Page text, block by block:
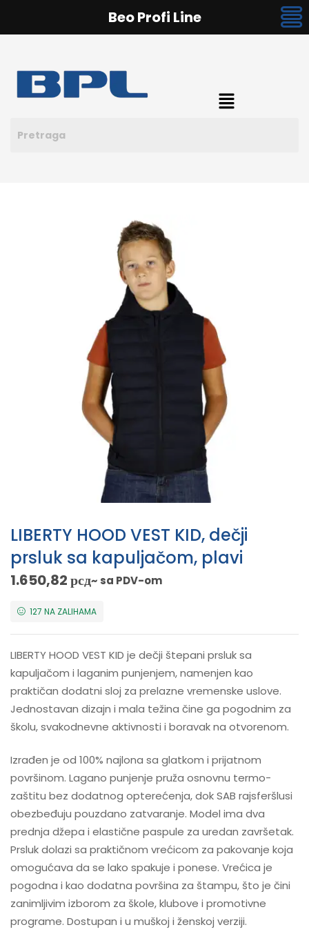
LIBERTY HOOD VEST KID, dečji
prsluk sa kapuljačom, plavi
1.650,82рсд~ sa PDV-om
127 NA ZALIHAMA
LIBERTY HOOD VEST KID je dečji štepani prsluk sa
kapuljačom i laganim punjenjem, namenjen kao
praktičan dodatni sloj za prelazne vremenske uslove.
Jednostavan dizajn i mala težina čine ga pogodnim za
školu, svakodnevne aktivnosti i boravak na otvorenom.
Izrađen je od 100% najlona sa glatkom i prijatnom
površinom. Lagano punjenje pruža osnovnu termo-
zaštitu bez dodatnog opterećenja, dok SAB rajsferšlusi
obezbeđuju pouzdano zatvaranje. Model ima dva
prednja džepa i elastične paspule za uredan završetak.
Prsluk dolazi sa praktičnom vrećicom za pakovanje koja
omogućava da se lako spakuje i ponese. Vrećica je
pogodna i kao dodatna površina za štampu, što je čini
zanimljivim izborom za škole, klubove i promotivne
programe. Dostupan i u muškoj i ženskoj verziji.
Beo Profi Line